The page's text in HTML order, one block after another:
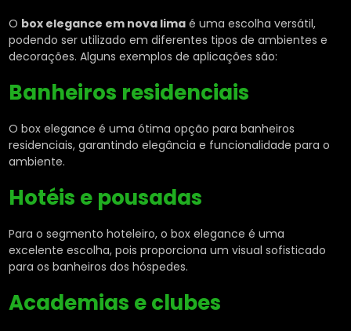
O box elegance em nova lima é uma escolha versátil,
podendo ser utilizado em diferentes tipos de ambientes e
decorações. Alguns exemplos de aplicações são:
Banheiros residenciais
O box elegance é uma ótima opção para banheiros
residenciais, garantindo elegância e funcionalidade para o
ambiente.
Hotéis e pousadas
Para o segmento hoteleiro, o box elegance é uma
excelente escolha, pois proporciona um visual sofisticado
para os banheiros dos hóspedes.
Academias e clubes